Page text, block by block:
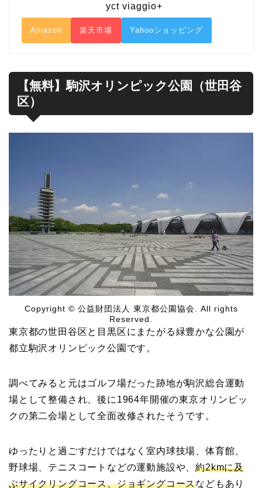
yct viaggio+
Amazon 楽天市場 Yahooショッピング
【無料】駒沢オリンピック公園（世田谷
区）
Copyright © 公益財団法人 東京都公園協会. All rights
Reserved.
東京都の世田谷区と目黒区にまたがる緑豊かな公園が
都立駒沢オリンピック公園です。
調べてみると元はゴルフ場だった跡地が駒沢総合運動
場として整備され、後に1964年開催の東京オリンピッ
クの第二会場として全面改修されたそうです。
ゆったりと過ごすだけではなく室内球技場、体育館、
野球場、テニスコートなどの運動施設や、約2kmに及
ぶサイクリングコース、ジョギングコースなどもあり